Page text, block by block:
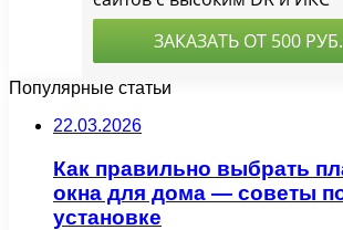
Популярные статьи
22.03.2026
Как правильно выбрать
окна для дома — советы
установке